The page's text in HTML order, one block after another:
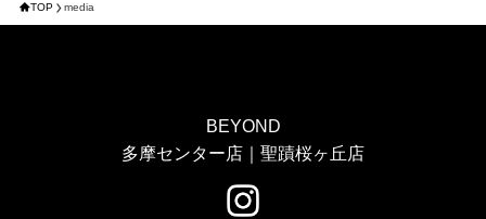
TOP media
BEYOND
多摩センター店｜聖蹟桜ヶ丘店